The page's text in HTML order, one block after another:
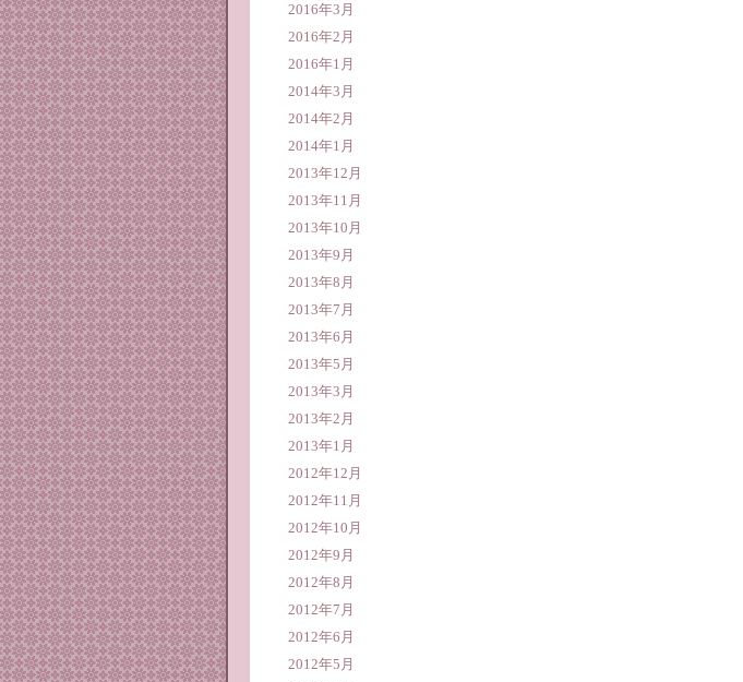
2016年3月
2016年2月
2016年1月
2014年3月
2014年2月
2014年1月
2013年12月
2013年11月
2013年10月
2013年9月
2013年8月
2013年7月
2013年6月
2013年5月
2013年3月
2013年2月
2013年1月
2012年12月
2012年11月
2012年10月
2012年9月
2012年8月
2012年7月
2012年6月
2012年5月